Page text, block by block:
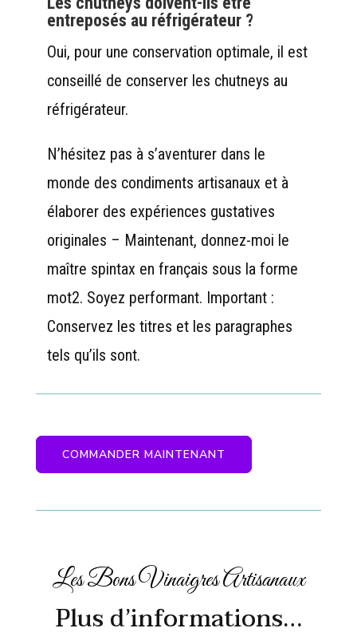
entreposés au réfrigérateur ?
Oui, pour une conservation optimale, il est
conseillé de conserver les chutneys au
réfrigérateur.
N’hésitez pas à s’aventurer dans le
monde des condiments artisanaux et à
élaborer des expériences gustatives
originales – Maintenant, donnez-moi le
maître spintax en français sous la forme
mot2. Soyez performant. Important :
Conservez les titres et les paragraphes
tels qu’ils sont.
COMMANDER MAINTENANT
Les Bons Vinaigres Artisanaux
Plus d’informations…